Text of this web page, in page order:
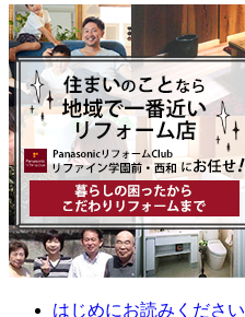
はじめにお読みください